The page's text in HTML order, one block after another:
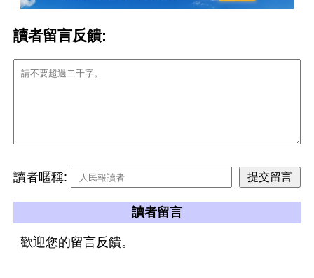
讀者留言反饋:
讀者暱稱:
讀者留言
歡迎您的留言反饋。